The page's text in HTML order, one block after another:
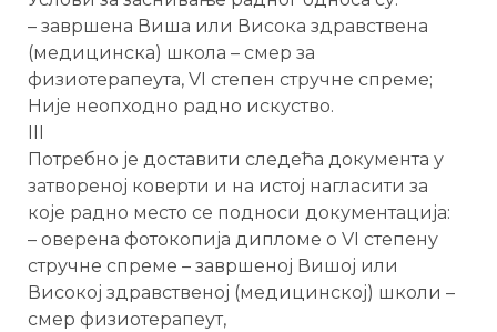
– завршена Виша или Висока здравствена
(медицинска) школа – смер за
физиотерапеута, VI степен стручне спреме;
Није неопходно радно искуство.
III
Потребно је доставити следећа документа у
затвореној коверти и на истој нагласити за
које радно место се подноси документација:
– оверена фотокопија дипломе о VI степену
стручне спреме – завршеној Вишој или
Високој здравственој (медицинској) школи –
смер физиотерапеут,